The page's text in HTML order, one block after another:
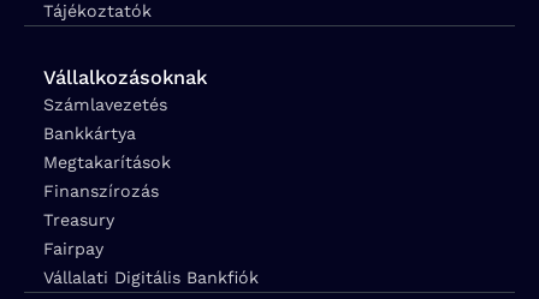
Tájékoztatók
Vállalkozásoknak
Számlavezetés
Bankkártya
Megtakarítások
Finanszírozás
Treasury
Fairpay
Vállalati Digitális Bankfiók